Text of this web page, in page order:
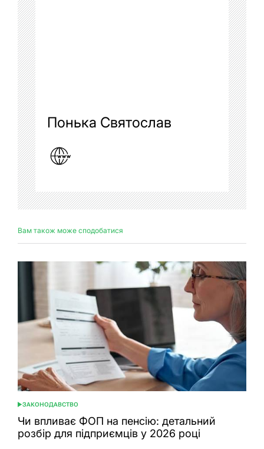
Понька Святослав
Вам також може сподобатися
ОПУБЛІКУВАТИ
У
ЗАКОНОДАВСТВО
Чи впливає ФОП на пенсію: детальний
розбір для підприємців у 2026 році